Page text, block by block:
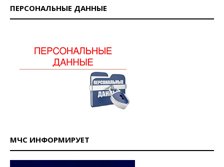
ПЕРСОНАЛЬНЫЕ ДАННЫЕ
МЧС ИНФОРМИРУЕТ